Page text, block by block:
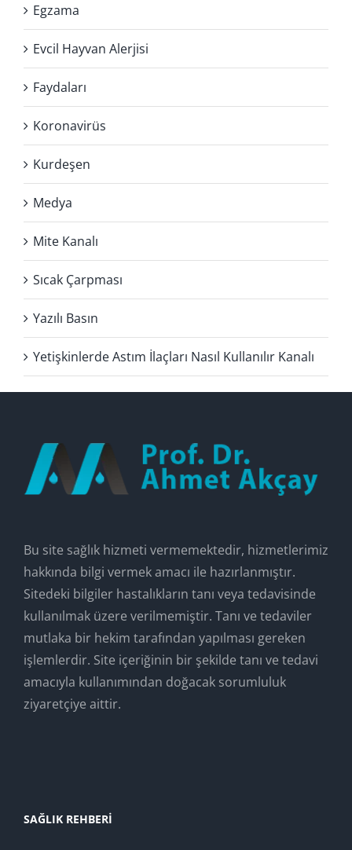
Egzama
Evcil Hayvan Alerjisi
Faydaları
Koronavirüs
Kurdeşen
Medya
Mite Kanalı
Sıcak Çarpması
Yazılı Basın
Yetişkinlerde Astım İlaçları Nasıl Kullanılır Kanalı
Bu site sağlık hizmeti vermemektedir, hizmetlerimiz
hakkında bilgi vermek amacı ile hazırlanmıştır.
Sitedeki bilgiler hastalıkların tanı veya tedavisinde
kullanılmak üzere verilmemiştir. Tanı ve tedaviler
mutlaka bir hekim tarafından yapılması gereken
işlemlerdir. Site içeriğinin bir şekilde tanı ve tedavi
amacıyla kullanımından doğacak sorumluluk
ziyaretçiye aittir.
SAĞLIK REHBERI